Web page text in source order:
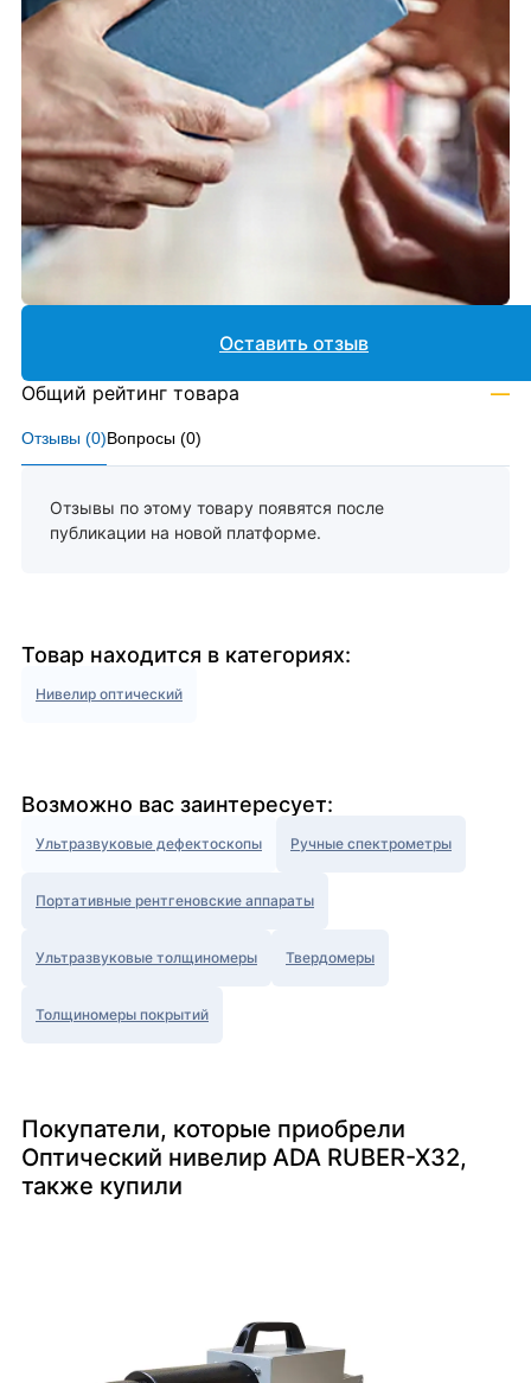
Отзывы (0)Вопросы (0)
Отзывы по этому товару появятся после
публикации на новой платформе.
Оставить отзыв
Общий рейтинг товара —
Товар находится в категориях:
Нивелир оптический
Возможно вас заинтересует:
Ультразвуковые дефектоскопы Ручные спектрометры
Портативные рентгеновские аппараты
Ультразвуковые толщиномеры Твердомеры
Толщиномеры покрытий
Покупатели, которые приобрели
Оптический нивелир ADA RUBER-X32,
также купили